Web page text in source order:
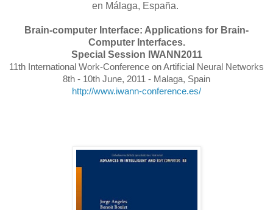
en Málaga, España.
Brain-computer Interface: Applications for Brain-
Computer Interfaces.
Special Session IWANN2011
11th International Work-Conference on Artificial Neural Networks
8th - 10th June, 2011 - Malaga, Spain
http://www.iwann-conference.es/